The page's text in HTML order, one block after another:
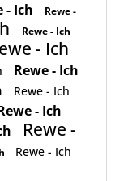
- Ich
Rewe -
Rewe - Ich
- Ich
Rewe - Ich
Rewe - Ich
- Ich
Rewe -
Rewe - Ich